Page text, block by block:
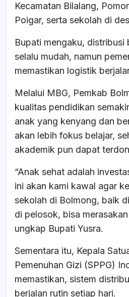
Kecamatan Bilalang,
Poigar, serta sekolah di
Bupati mengaku, distribusi
selalu mudah, namun
memastikan logistik
Melalui MBG, Pemkab
kualitas pendidikan
anak yang kenyang dan
akan lebih fokus belajar,
akademik pun dapat
“Anak sehat adalah
ini akan kami kawal agar
sekolah di Bolmong, baik
di pelosok, bisa
ungkap Bupati Yusra.
Sementara itu, Kepala
Pemenuhan Gizi (SPPG)
memastikan, sistem
berjalan rutin setiap hari.